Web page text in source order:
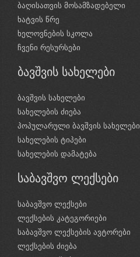
ბაღისათვის მოსამზადებელი
ხატვის წრე
ხელოვნების სკოლა
ჩვენი რესურსები
ბავშვის სახელები
ბავშვის სახელები
სახელების ძიება
პოპულარული ბავშვის სახელები
სახელების ტიპები
სახელების დამატება
საბავშვო ლექსები
საბავშვო ლექსები
ლექსების კატეგორიები
საბავშვო ლექსების ავტორები
ლექსების ძიება